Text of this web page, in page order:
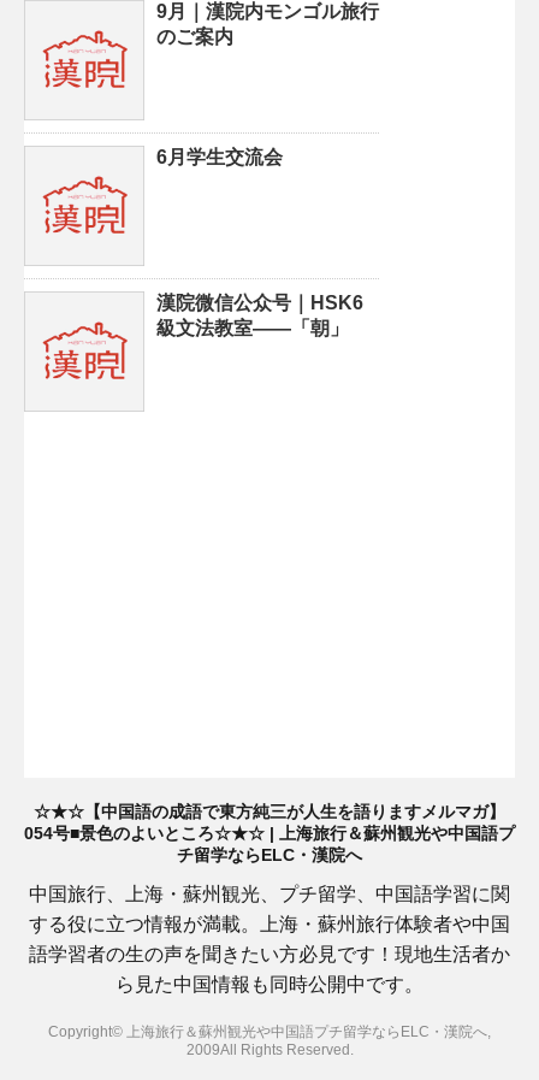
9月｜漢院内モンゴル旅行
のご案内
6月学生交流会
漢院微信公众号｜HSK6
級文法教室——「朝」
☆★☆【中国語の成語で東方純三が人生を語りますメルマガ】
054号■景色のよいところ☆★☆ | 上海旅行＆蘇州観光や中国語プ
チ留学ならELC・漢院へ
中国旅行、上海・蘇州観光、プチ留学、中国語学習に関
する役に立つ情報が満載。上海・蘇州旅行体験者や中国
語学習者の生の声を聞きたい方必見です！現地生活者か
ら見た中国情報も同時公開中です。
Copyright© 上海旅行＆蘇州観光や中国語プチ留学ならELC・漢院へ,
2009All Rights Reserved.